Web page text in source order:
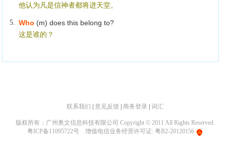
他认为凡是信神者都将进天堂。
5. Who (m) does this belong to?
这是谁的？
联系我们 |意见反馈 |商务登录 |词汇
版权所有：广州奥文信息科技有限公司 Copyright © 2011 All Rights Reserved.
粤ICP备11095722号
增值电信业务经营许可证: 粤B2-20120156